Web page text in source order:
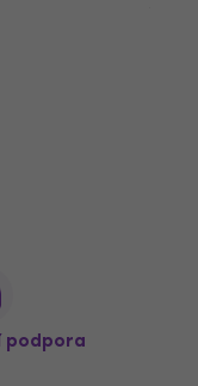
podpora